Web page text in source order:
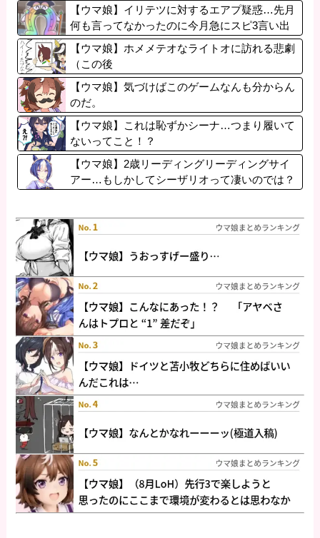
【ウマ娘】イリテツに対するエアプ疑惑…先月
何も言ってなかったのに今月急にスピ3言い出
したのが怪しいよな。
【ウマ娘】ホメメテオなライトオに訪れる悲劇
（この後
【ウマ娘】気づけばこのゲームなんも分からん
のだ。
【ウマ娘】これは恥ずかシーナ…つまり履いて
ないってこと！？
【ウマ娘】2歳リーディングリーディングサイ
アー…もしかしてシーザリオって凄いのでは？